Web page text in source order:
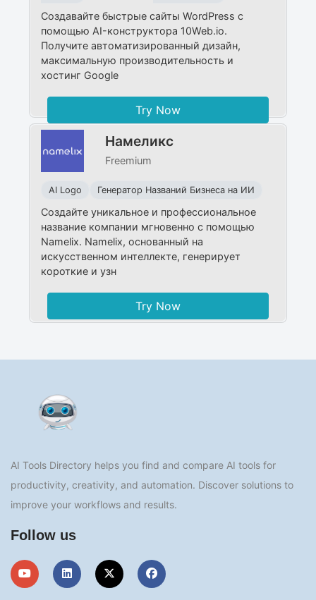
Создавайте быстрые сайты WordPress с
помощью AI-конструктора 10Web.io.
Получите автоматизированный дизайн,
максимальную производительность и
хостинг Google
Try Now
Намеликс
Freemium
AI Logo Генератор Названий Бизнеса на ИИ
Создайте уникальное и профессиональное
название компании мгновенно с помощью
Namelix. Namelix, основанный на
искусственном интеллекте, генерирует
короткие и узн
Try Now
AI Tools Directory helps you find and compare AI tools for
productivity, creativity, and automation. Discover solutions to
improve your workflows and results.
Follow us